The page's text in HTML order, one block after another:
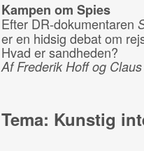
Kampen om Spies
Efter DR-dokumentaren
er en hidsig debat om
Hvad er sandheden?
Af Frederik Hoff og
Tema: Kunstig